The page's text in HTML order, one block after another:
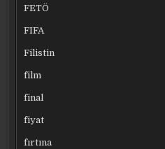
FETÖ
FIFA
Filistin
film
final
fiyat
fırtına